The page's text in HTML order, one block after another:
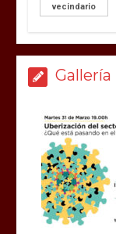
vecindario
Gallería